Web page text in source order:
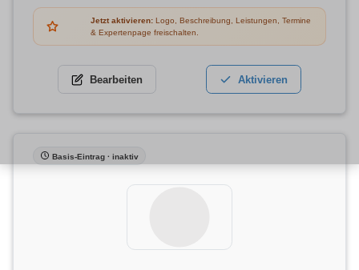
Jetzt aktivieren: Logo, Beschreibung, Leistungen, Termine
& Expertenpage freischalten.
Bearbeiten Aktivieren
Basis-Eintrag · inaktiv